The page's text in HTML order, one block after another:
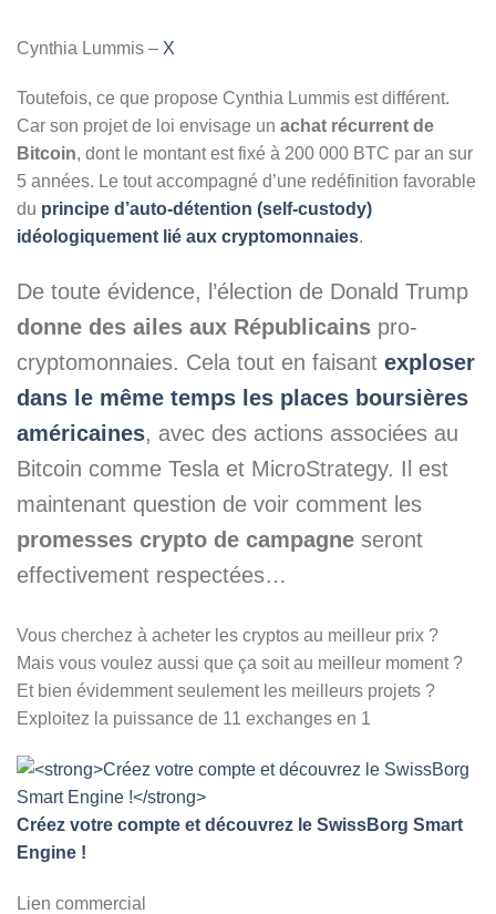
Cynthia Lummis – X
Toutefois, ce que propose Cynthia Lummis est différent.
Car son projet de loi envisage un achat récurrent de
Bitcoin, dont le montant est fixé à 200 000 BTC par an sur
5 années. Le tout accompagné d’une redéfinition favorable
du principe d’auto-détention (self-custody)
idéologiquement lié aux cryptomonnaies.
De toute évidence, l’élection de Donald Trump
donne des ailes aux Républicains pro-
cryptomonnaies. Cela tout en faisant exploser
dans le même temps les places boursières
américaines, avec des actions associées au
Bitcoin comme Tesla et MicroStrategy. Il est
maintenant question de voir comment les
promesses crypto de campagne seront
effectivement respectées…
Vous cherchez à acheter les cryptos au meilleur prix ?
Mais vous voulez aussi que ça soit au meilleur moment ?
Et bien évidemment seulement les meilleurs projets ?
Exploitez la puissance de 11 exchanges en 1
Créez votre compte et découvrez le SwissBorg Smart
Engine !
Lien commercial